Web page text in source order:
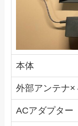
本体
外部アンテナ×
ACアダプター